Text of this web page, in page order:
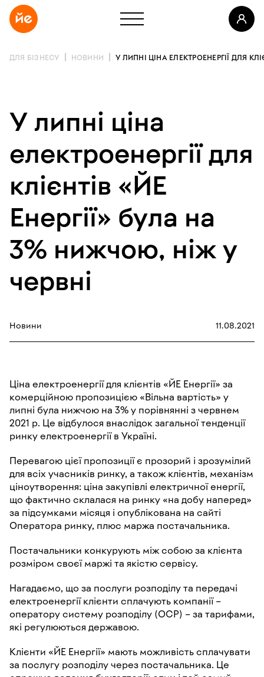
ДЛЯ БІЗНЕСУ НОВИНИ У ЛИПНІ ЦІНА ЕЛЕКТРОЕНЕРГІЇ ДЛЯ
У липні ціна
електроенергії для
клієнтів «ЙЕ
Енергії» була на
3% нижчою, ніж у
червні
Новини 11.08.2021
Ціна електроенергії для клієнтів «ЙЕ Енергії» за
комерційною пропозицією «Вільна вартість» у
липні була нижчою на 3% у порівнянні з червнем
2021 р. Це відбулося внаслідок загальної тенденції
ринку електроенергії в Україні.
Перевагою цієї пропозиції є прозорий і зрозумілий
для всіх учасників ринку, а також клієнтів, механізм
ціноутворення: ціна закупівлі електричної енергії,
що фактично склалася на ринку «на добу наперед»
за підсумками місяця і опублікована на сайті
Оператора ринку, плюс маржа постачальника.
Постачальники конкурують між собою за клієнта
розміром своєї маржі та якістю сервісу.
Нагадаємо, що за послуги розподілу та передачі
електроенергії клієнти сплачують компанії –
оператору систему розподілу (ОСР) – за тарифами,
які регулюються державою.
Клієнти «ЙЕ Енергії» мають можливість сплачувати
за послугу розподілу через постачальника. Це